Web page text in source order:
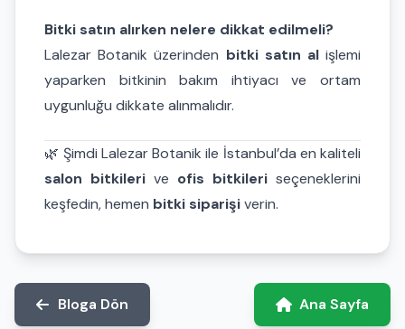
Bitki satın alırken nelere dikkat edilmeli?
Lalezar Botanik üzerinden bitki satın alişlemi
yaparken bitkinin bakım ihtiyacı ve ortam
uygunluğu dikkate alınmalıdır.
🌿 Şimdi Lalezar Botanik ile İstanbul’da en kaliteli
salon bitkileri ve ofis bitkileri seçeneklerini
keşfedin, hemen bitki siparişiverin.
Bloga Dön Ana Sayfa